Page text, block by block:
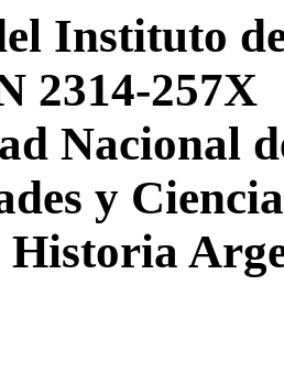
Instituto
2314-257X
Nacional
y
Historia